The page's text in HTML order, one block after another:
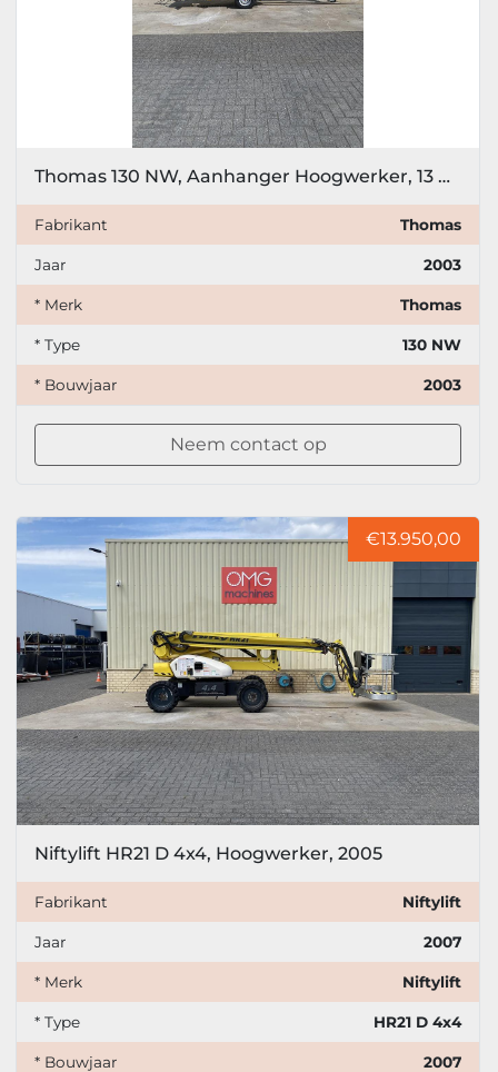
Thomas 130 NW, Aanhanger Hoogwerker, 13 meter
Fabrikant Thomas
Jaar 2003
* Merk Thomas
* Type 130 NW
* Bouwjaar 2003
Neem contact op
€13.950,00
Niftylift HR21 D 4x4, Hoogwerker, 2005
Fabrikant Niftylift
Jaar 2007
* Merk Niftylift
* Type HR21 D 4x4
* Bouwjaar 2007